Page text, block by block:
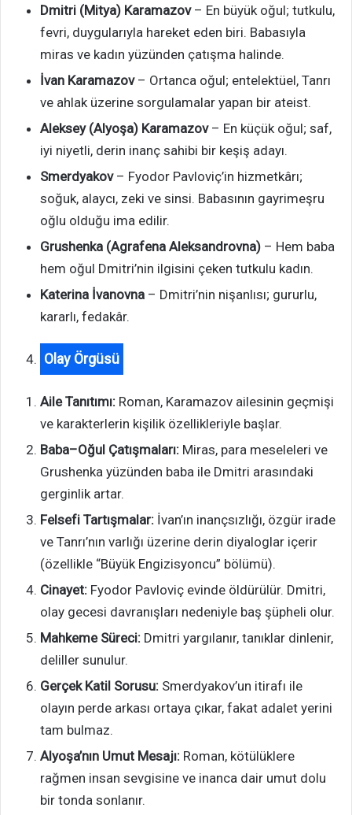
Dmitri (Mitya) Karamazov– En büyük oğul; tutkulu,
fevri, duygularıyla hareket eden biri. Babasıyla
miras ve kadın yüzünden çatışma halinde.
İvan Karamazov– Ortanca oğul; entelektüel, Tanrı
ve ahlak üzerine sorgulamalar yapan bir ateist.
Aleksey (Alyoşa) Karamazov– En küçük oğul; saf,
iyi niyetli, derin inanç sahibi bir keşiş adayı.
Smerdyakov– Fyodor Pavloviç’in hizmetkârı;
soğuk, alaycı, zeki ve sinsi. Babasının gayrimeşru
oğlu olduğu ima edilir.
Grushenka (Agrafena Aleksandrovna) – Hem baba
hem oğul Dmitri’nin ilgisini çeken tutkulu kadın.
Katerina İvanovna – Dmitri’nin nişanlısı; gururlu,
kararlı, fedakâr.
Olay Örgüsü
Aile Tanıtımı: Roman, Karamazov ailesinin geçmişi
ve karakterlerin kişilik özellikleriyle başlar.
Baba–Oğul Çatışmaları: Miras, para meseleleri ve
Grushenka yüzünden baba ile Dmitri arasındaki
gerginlik artar.
Felsefi Tartışmalar: İvan’ın inançsızlığı, özgür irade
ve Tanrı’nın varlığı üzerine derin diyaloglar içerir
(özellikle “Büyük Engizisyoncu” bölümü).
Cinayet: Fyodor Pavloviç evinde öldürülür. Dmitri,
olay gecesi davranışları nedeniyle baş şüpheli olur.
Mahkeme Süreci: Dmitri yargılanır, tanıklar dinlenir,
deliller sunulur.
Gerçek Katil Sorusu: Smerdyakov’un itirafı ile
olayın perde arkası ortaya çıkar, fakat adalet yerini
tam bulmaz.
Alyoşa’nın Umut Mesajı: Roman, kötülüklere
rağmen insan sevgisine ve inanca dair umut dolu
bir tonda sonlanır.